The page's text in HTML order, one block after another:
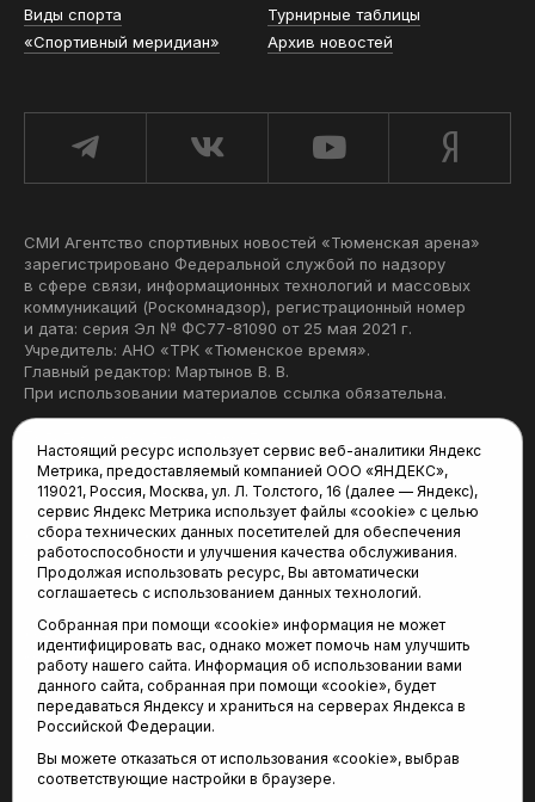
Виды спорта
Турнирные таблицы
«Спортивный меридиан»
Архив новостей
СМИ Агентство спортивных новостей «Тюменская арена»
зарегистрировано Федеральной службой по надзору
в сфере связи, информационных технологий и массовых
коммуникаций (Роскомнадзор), регистрационный номер
и дата: серия Эл № ФС77-81090 от 25 мая 2021 г.
Учредитель: АНО «ТРК «Тюменское время».
Главный редактор: Мартынов В. В.
При использовании материалов ссылка обязательна.
Редакция:
625035, Тюмень, пр. Геологоразведчиков, 28А
(3452) 68-22-28
tum-arena@mail.ru
Отдел продаж:
(3452) 68-89-78
kotovaev@sibinformburo.ru
Настоящий ресурс использует сервис веб-аналитики Яндекс
Метрика, предоставляемый компанией ООО «ЯНДЕКС»,
119021, Россия, Москва, ул. Л. Толстого, 16 (далее — Яндекс),
сервис Яндекс Метрика использует файлы «cookie» с целью
сбора технических данных посетителей для обеспечения
работоспособности и улучшения качества обслуживания.
Продолжая использовать ресурс, Вы автоматически
соглашаетесь с использованием данных технологий.
Собранная при помощи «cookie» информация не может
идентифицировать вас, однако может помочь нам улучшить
работу нашего сайта. Информация об использовании вами
данного сайта, собранная при помощи «cookie», будет
передаваться Яндексу и храниться на серверах Яндекса в
Российской Федерации.
Вы можете отказаться от использования «cookie», выбрав
соответствующие настройки в браузере.